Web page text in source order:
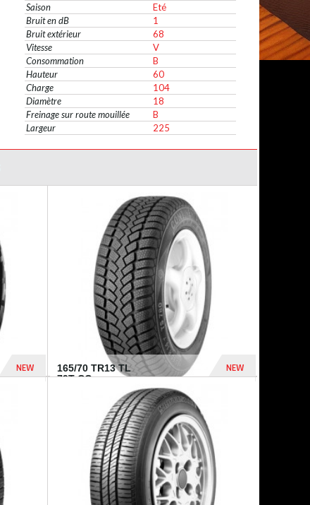
Saison
Eté
Bruit en dB
1
Bruit extérieur
68
Vitesse
V
Consommation
B
Hauteur
60
Charge
104
Diamètre
18
Freinage sur route mouillée
B
Largeur
225
NEW
165/70 TR13 TL
79T CO...
NEW
364 Dhs